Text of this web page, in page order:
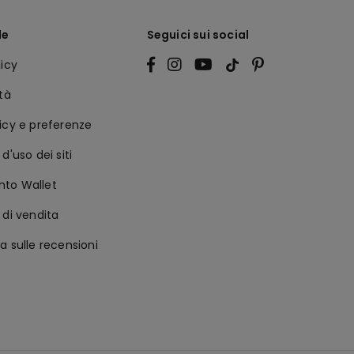
e preferenze
dei siti
Wallet
vendita
sulle recensioni
Seguici sui social